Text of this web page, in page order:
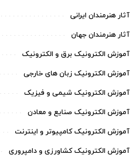
آثار هنرمندان ایرانی
آثار هنرمندان جهان
آموزش الکترونیک برق و الکترونیک
آموزش الکترونیک زبان های خارجی
آموزش الکترونیک شیمی و فیزیک
آموزش الکترونیک صنایع و معادن
آموزش الکترونیک کامپیوتر و اینترنت
آموزش الکترونیک کشاورزی و دامپروری